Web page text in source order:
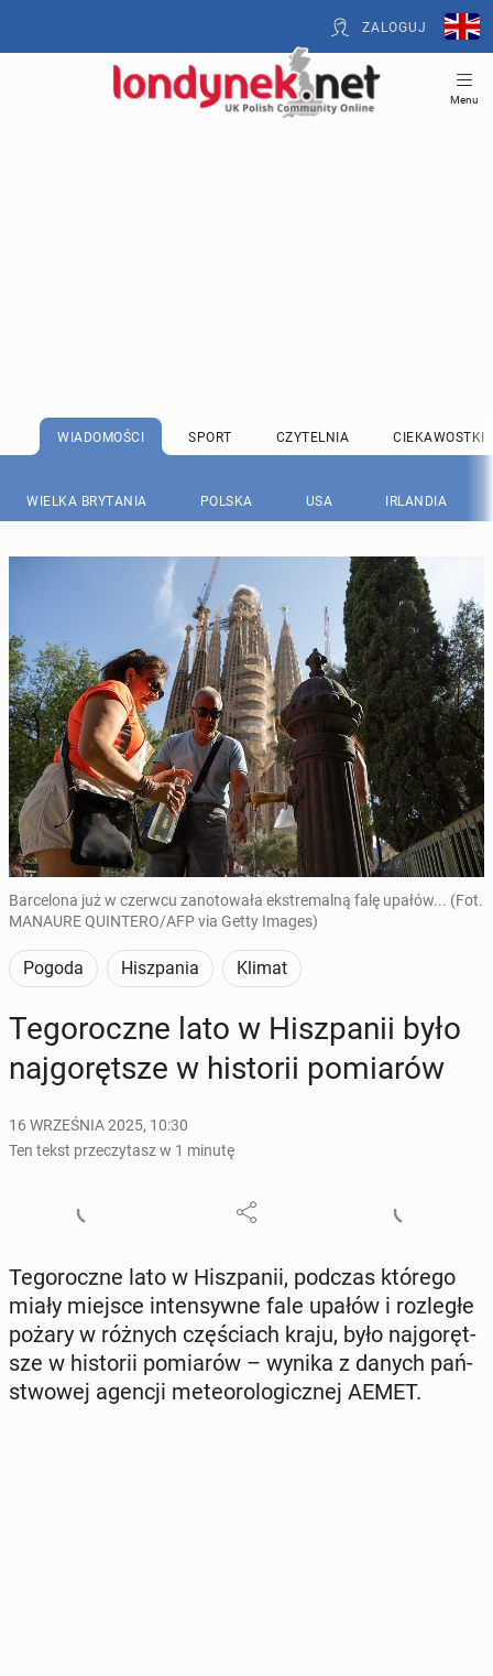
ZALOGUJ
Menu
WIADOMOŚCI SPORT CZYTELNIA CIEKAWOSTKI
WIELKA BRYTANIA POLSKA USA IRLANDIA
Barcelona już w czerwcu zanotowała ekstremalną falę upałów... (Fot.
MANAURE QUINTERO/AFP via Getty Images)
Pogoda Hiszpania Klimat
Te­go­rocz­ne lato w Hisz­pa­nii było
naj­go­ręt­sze w hi­sto­rii po­mia­rów
16 WRZEŚNIA 2025, 10:30
Ten tekst przeczytasz w 1 minutę
Te­go­rocz­ne lato w Hisz­pa­nii, podczas którego
miały miejsce in­ten­syw­ne fale upałów i roz­le­głe
pożary w różnych czę­ściach kraju, było naj­go­ręt­
sze w hi­sto­rii po­mia­rów – wynika z danych pań­
stwo­wej agencji me­te­oro­lo­gicz­nej AEMET.